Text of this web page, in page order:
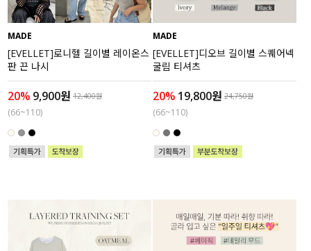
MADE
[EVELLET]로니헬 길이별 레이온스
판 끈 나시
20% 9,900원 12,400원
(66~110)
MADE
[EVELLET]디오브 길이별 스퀘어넥
굴림 티셔츠
20% 19,800원 24,750원
(66~110)